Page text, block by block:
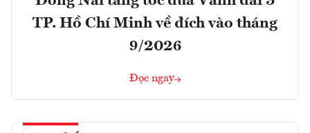
TP. Hồ Chí Minh về đích vào tháng
9/2026
Đọc ngay